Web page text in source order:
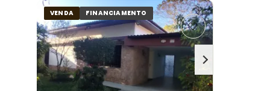
VENDA FINANCIAMENTO